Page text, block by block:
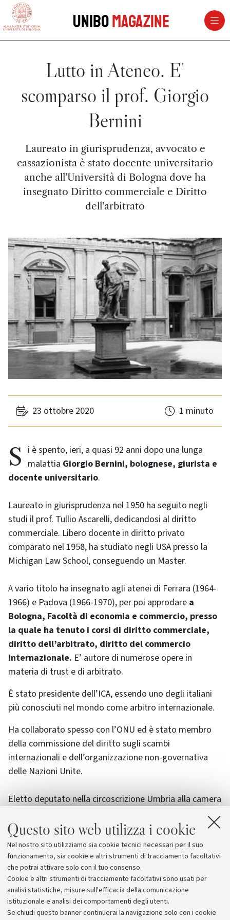
Questo sito web utilizza i cookie
Nel nostro sito utilizziamo sia cookie tecnici necessari per il suo
funzionamento, sia cookie e altri strumenti di tracciamento facoltativi
che potrai attivare solo con il tuo consenso.
Cookie e altri strumenti di tracciamento facoltativi sono usati per
analisi statistiche, misure sull'efficacia della comunicazione
istituzionale e analisi dei comportamenti degli utenti.
Se chiudi questo banner continuerai la navigazione solo con i cookie
vai al contenuto della pagina
UniboMagazine
Lutto in Ateneo. E'
scomparso il prof. Giorgio
Bernini
Laureato in giurisprudenza, avvocato e
cassazionista è stato docente universitario
anche all'Università di Bologna dove ha
insegnato Diritto commerciale e Diritto
dell'arbitrato
23 ottobre 2020 1 minuto
Si è spento, ieri, a quasi 92 anni dopo una lunga malattia Giorgio Bernini, bolognese, giurista e
docente universitario.
Laureato in giurisprudenza nel 1950 ha seguito negli
studi il prof. Tullio Ascarelli, dedicandosi al diritto
commerciale. Libero docente in diritto privato
comparato nel 1958, ha studiato negli USA presso la
Michigan Law School, conseguendo un Master.
A vario titolo ha insegnato agli atenei di Ferrara (1964-
1966) e Padova (1966-1970), per poi approdare a
Bologna, Facoltà di economia e commercio, presso
la quale ha tenuto i corsi di diritto commerciale,
diritto dell’arbitrato, diritto del commercio
internazionale. E’ autore di numerose opere in
materia di trust e di arbitrato.
È stato presidente dell’ICA, essendo uno degli italiani
più conosciuti nel mondo come arbitro internazionale.
Ha collaborato spesso con l’ONU ed è stato membro
della commissione del diritto sugli scambi
internazionali e dell’organizzazione non-governativa
delle Nazioni Unite.
Eletto deputato nella circoscrizione Umbria alla camera
dei deputati nel 1994 con il Polo delle Libertà, è stato
ministro del commercio con l’estero nel primo governo
Berlusconi. Nel 2001 è stato nominato presidente della
Rete Ferroviaria Italiana e vicepresidente della
Confindustria del Lazio.